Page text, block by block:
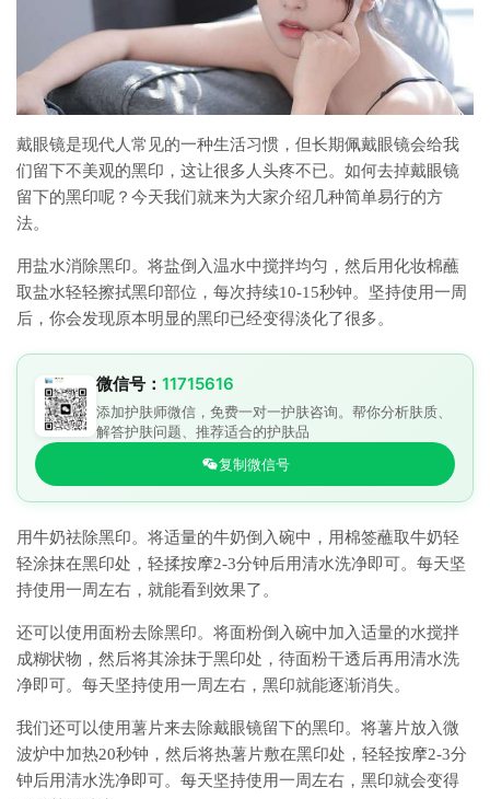
戴眼镜是现代人常见的一种生活习惯，但长期佩戴眼镜会给我
们留下不美观的黑印，这让很多人头疼不已。如何去掉戴眼镜
留下的黑印呢？今天我们就来为大家介绍几种简单易行的方
法。
用盐水消除黑印。将盐倒入温水中搅拌均匀，然后用化妆棉蘸
取盐水轻轻擦拭黑印部位，每次持续10-15秒钟。坚持使用一周
后，你会发现原本明显的黑印已经变得淡化了很多。
微信号： 11715616
添加护肤师微信，免费一对一护肤咨询。帮你分析肤质、
解答护肤问题、推荐适合的护肤品
复制微信号
用牛奶祛除黑印。将适量的牛奶倒入碗中，用棉签蘸取牛奶轻
轻涂抹在黑印处，轻揉按摩2-3分钟后用清水洗净即可。每天坚
持使用一周左右，就能看到效果了。
还可以使用面粉去除黑印。将面粉倒入碗中加入适量的水搅拌
成糊状物，然后将其涂抹于黑印处，待面粉干透后再用清水洗
净即可。每天坚持使用一周左右，黑印就能逐渐消失。
我们还可以使用薯片来去除戴眼镜留下的黑印。将薯片放入微
波炉中加热20秒钟，然后将热薯片敷在黑印处，轻轻按摩2-3分
钟后用清水洗净即可。每天坚持使用一周左右，黑印就会变得